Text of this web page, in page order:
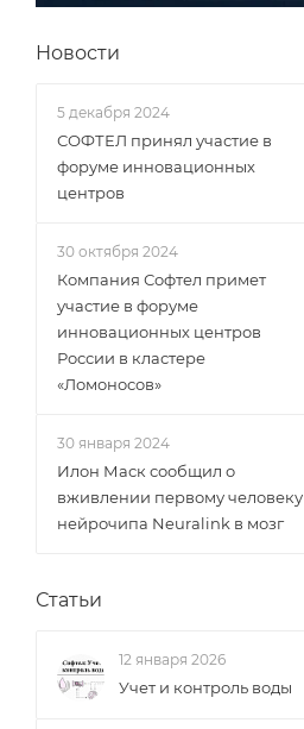
Новости
5 декабря 2024
СОФТЕЛ принял участие в
форуме инновационных
центров
30 октября 2024
Компания Софтел примет
участие в форуме
инновационных центров
России в кластере
«Ломоносов»
30 января 2024
Илон Маск сообщил о
вживлении первому человеку
нейрочипа Neuralink в мозг
Статьи
12 января 2026
Учет и контроль воды